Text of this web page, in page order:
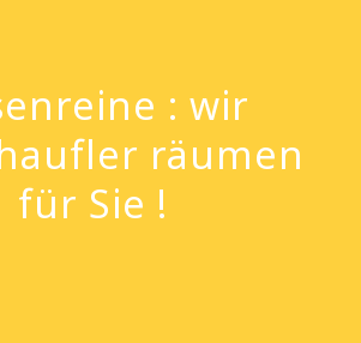
: wir
räumen
für Sie !